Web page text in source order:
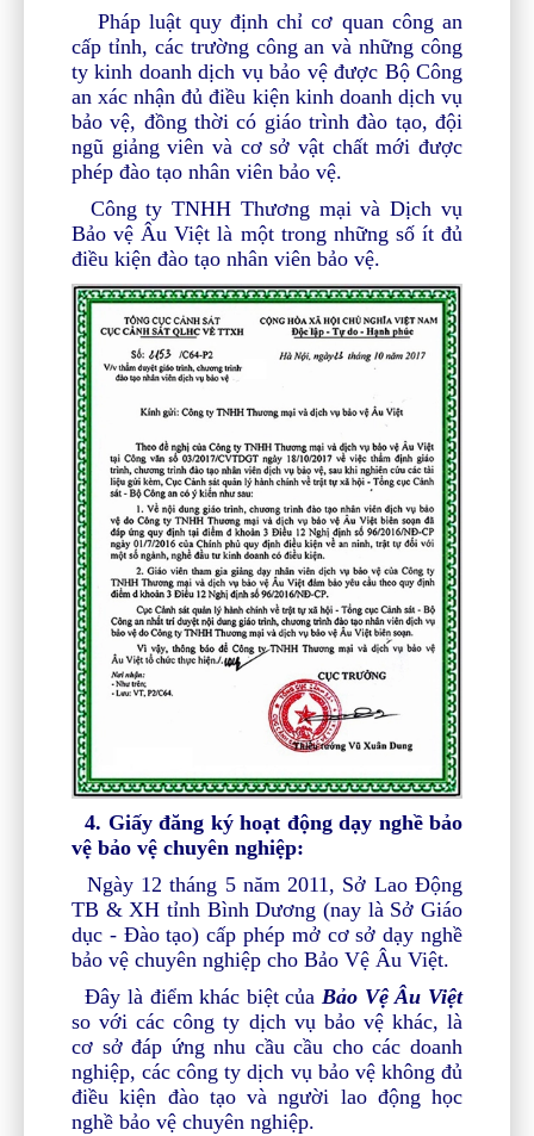
Pháp luật quy định chỉ cơ quan công an
cấp tỉnh, các trường công an và những công
ty kinh doanh dịch vụ bảo vệ được Bộ Công
an xác nhận đủ điều kiện kinh doanh dịch vụ
bảo vệ, đồng thời có giáo trình đào tạo, đội
ngũ giảng viên và cơ sở vật chất mới được
phép đào tạo nhân viên bảo vệ.
Công ty TNHH Thương mại và Dịch vụ
Bảo vệ Âu Việt là một trong những số ít đủ
điều kiện đào tạo nhân viên bảo vệ.
4. Giấy đăng ký hoạt động dạy nghề bảo
vệ bảo vệ chuyên nghiệp:
Ngày 12 tháng 5 năm 2011, Sở Lao Động
TB & XH tỉnh Bình Dương (nay là Sở Giáo
dục - Đào tạo) cấp phép mở cơ sở dạy nghề
bảo vệ chuyên nghiệp cho Bảo Vệ Âu Việt.
Đây là điểm khác biệt của Bảo Vệ Âu Việt
so với các công ty dịch vụ bảo vệ khác, là
cơ sởđáp ứng nhu cầu cầu cho các doanh
nghiệp, các công ty dịch vụ bảo vệ không đủ
điều kiện đào tạo và người lao động học
nghề bảo vệ chuyên nghiệp.